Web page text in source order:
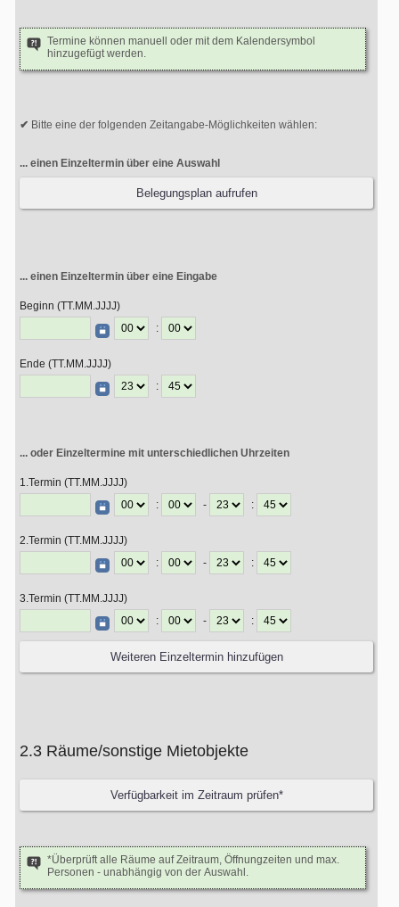
Termine können manuell oder mit dem Kalendersymbol
hinzugefügt werden.
Bitte eine der folgenden Zeitangabe-Möglichkeiten wählen:
... einen Einzeltermin über eine Auswahl
Belegungsplan aufrufen
... einen Einzeltermin über eine Eingabe
Beginn (TT.MM.JJJJ)
:
Ende (TT.MM.JJJJ)
:
... oder Einzeltermine mit unterschiedlichen Uhrzeiten
1.Termin (TT.MM.JJJJ)
:
- :
2.Termin (TT.MM.JJJJ)
:
- :
3.Termin (TT.MM.JJJJ)
:
- :
2.3 Räume/sonstige Mietobjekte
*Überprüft alle Räume auf Zeitraum, Öffnungzeiten und max.
Personen - unabhängig von der Auswahl.